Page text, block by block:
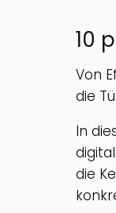
10
Von
die
In
die